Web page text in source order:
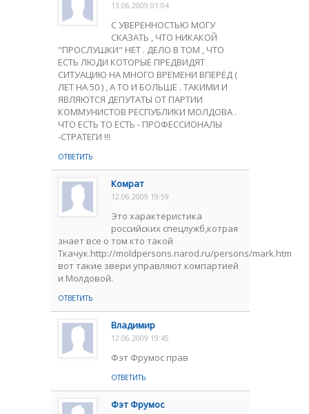
13.06.2009 01:04
С УВЕРЕННОСТЬЮ МОГУ
СКАЗАТЬ , ЧТО НИКАКОЙ
"ПРОСЛУШКИ" НЕТ . ДЕЛО В ТОМ , ЧТО
ЕСТЬ ЛЮДИ КОТОРЫЕ ПРЕДВИДЯТ
СИТУАЦИЮ НА МНОГО ВРЕМЕНИ ВПЕРЁД (
ЛЕТ НА 50 ) , А ТО И БОЛЬШЕ . ТАКИМИ И
ЯВЛЯЮТСЯ ДЕПУТАТЫ ОТ ПАРТИИ
КОММУНИСТОВ РЕСПУБЛИКИ МОЛДОВА .
ЧТО ЕСТЬ ТО ЕСТЬ - ПРОФЕССИОНАЛЫ
-СТРАТЕГИ !!!
ОТВЕТИТЬ
Комрат
12.06.2009 19:59
Это характеристика
российских спецлужб,котрая
знает все о том кто такой
Ткачук.http://moldpersons.narod.ru/persons/mark.htm
вот такие звери управляют компартией
и Молдовой.
ОТВЕТИТЬ
Владимир
12.06.2009 19:45
Фэт Фрумос прав
ОТВЕТИТЬ
Фэт Фрумос